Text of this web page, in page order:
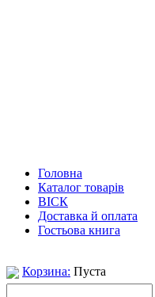
Головна
Каталог товарів
ВІСК
Доставка й оплата
Гостьова книга
Корзина: Пуста